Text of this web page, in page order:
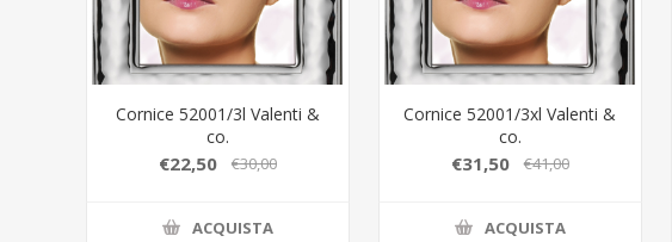
Cornice 52001/3l Valenti &
co.
€22,50 €30,00
ACQUISTA
Cornice 52001/3xl Valenti &
co.
€31,50 €41,00
ACQUISTA